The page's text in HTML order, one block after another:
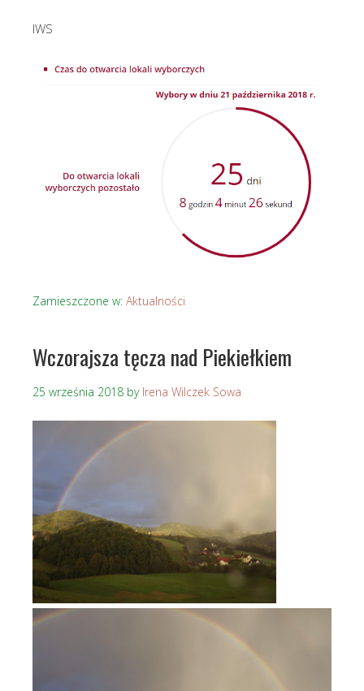
IWS
Zamieszczone w: Aktualności
Wczorajsza tęcza nad Piekiełkiem
25 września 2018 by Irena Wilczek Sowa